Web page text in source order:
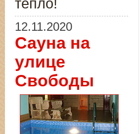
тепло!
12.11.2020
Сауна на
улице
Свободы